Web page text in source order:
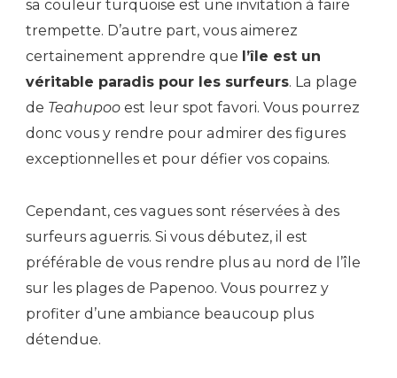
sa couleur turquoise est une invitation à faire
trempette. D’autre part, vous aimerez
certainement apprendre que l’île est un
véritable paradis pour les surfeurs. La plage
de Teahupoo est leur spot favori. Vous pourrez
donc vous y rendre pour admirer des figures
exceptionnelles et pour défier vos copains.
Cependant, ces vagues sont réservées à des
surfeurs aguerris. Si vous débutez, il est
préférable de vous rendre plus au nord de l’île
sur les plages de Papenoo. Vous pourrez y
profiter d’une ambiance beaucoup plus
détendue.